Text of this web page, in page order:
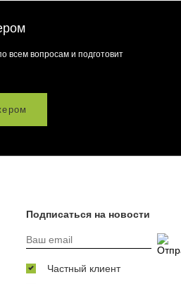
всем вопросам и подготовит
Подписаться на новости
Частный клиент